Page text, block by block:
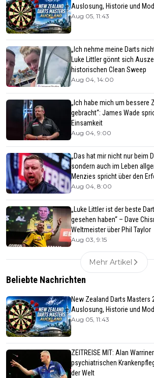
Auslosung, Historie und
Aug 05, 11:43
„Ich nehme meine Darts
Luke Littler gönnt sich
historischen Clean Sweep
Aug 04, 14:00
„Ich habe mich um bessere
gebracht“: James Wade
Einsamkeit
Aug 04, 9:00
„Das hat mir nicht nur beim
sondern auch im Leben
Menzies spricht über den
Aug 04, 8:00
„Luke Littler ist der beste
gesehen haben“ – Dave
Weltmeister über Phil Taylor
Aug 03, 9:15
Mehr Artikel
Beliebte Nachrichten
New Zealand Darts Masters
Auslosung, Historie und
Aug 05, 11:43
ZEITREISE MIT: Alan
psychiatrischen
der Welt